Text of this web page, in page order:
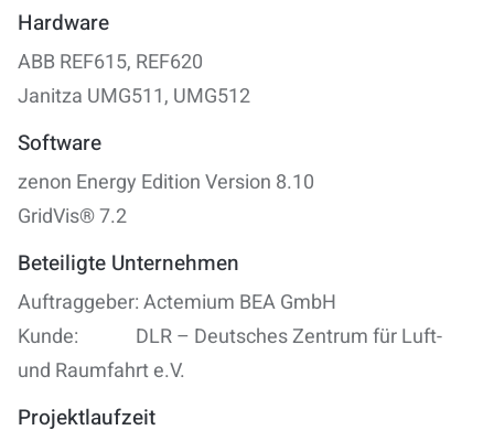
Hardware
ABB REF615, REF620
Janitza UMG511, UMG512
Software
zenon Energy Edition Version 8.10
GridVis® 7.2
Beteiligte Unternehmen
Auftraggeber: Actemium BEA GmbH
Kunde: DLR – Deutsches Zentrum für Luft-
und Raumfahrt e.V.
Projektlaufzeit